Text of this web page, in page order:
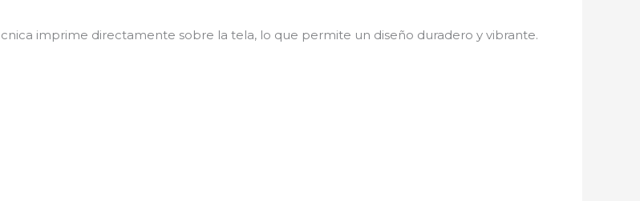
imprime directamente sobre la tela, lo que permite un diseño duradero y vibrante.